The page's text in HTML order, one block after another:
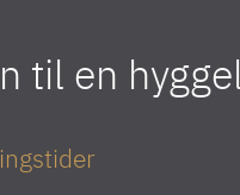
til en